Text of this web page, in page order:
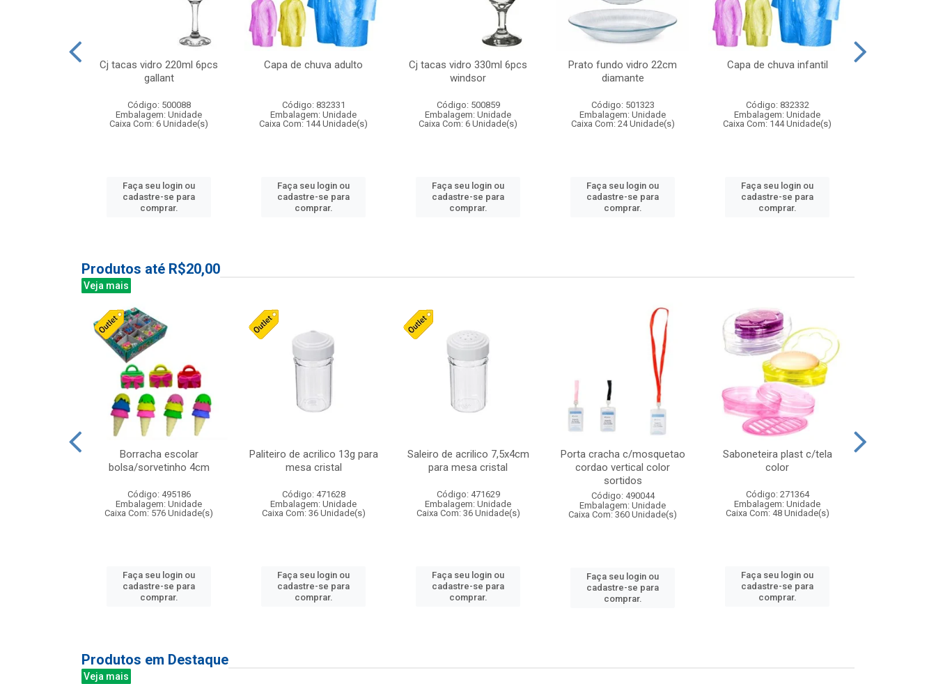
Cj tacas vidro 220ml 6pcs
gallant
Código: 500088
Embalagem: Unidade
Caixa Com: 6 Unidade(s)
Faça seu login ou
cadastre-se para
comprar.
Capa de chuva adulto
Código: 832331
Embalagem: Unidade
Caixa Com: 144 Unidade(s)
Faça seu login ou
cadastre-se para
comprar.
Cj tacas vidro 330ml 6pcs
windsor
Código: 500859
Embalagem: Unidade
Caixa Com: 6 Unidade(s)
Faça seu login ou
cadastre-se para
comprar.
Prato fundo vidro 22cm
diamante
Código: 501323
Embalagem: Unidade
Caixa Com: 24 Unidade(s)
Faça seu login ou
cadastre-se para
comprar.
Capa de chuva infantil
Código: 832332
Embalagem: Unidade
Caixa Com: 144 Unidade(s)
Faça seu login ou
cadastre-se para
comprar.
Produtos até R$20,00
Veja mais
Borracha escolar
bolsa/sorvetinho 4cm
Código: 495186
Embalagem: Unidade
Caixa Com: 576 Unidade(s)
Faça seu login ou
cadastre-se para
comprar.
Paliteiro de acrilico 13g para
mesa cristal
Código: 471628
Embalagem: Unidade
Caixa Com: 36 Unidade(s)
Faça seu login ou
cadastre-se para
comprar.
Saleiro de acrilico 7,5x4cm
para mesa cristal
Código: 471629
Embalagem: Unidade
Caixa Com: 36 Unidade(s)
Faça seu login ou
cadastre-se para
comprar.
Porta cracha c/mosquetao
cordao vertical color
sortidos
Código: 490044
Embalagem: Unidade
Caixa Com: 360 Unidade(s)
Faça seu login ou
cadastre-se para
comprar.
Saboneteira plast c/tela
color
Código: 271364
Embalagem: Unidade
Caixa Com: 48 Unidade(s)
Faça seu login ou
cadastre-se para
comprar.
Produtos em Destaque
Veja mais